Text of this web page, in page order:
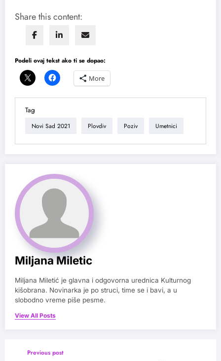
Share this content:
Podeli ovaj tekst ako ti se dopao:
More
Tag
Novi Sad 2021 Plovdiv Poziv Umetnici
Miljana Miletic
Miljana Miletić je glavna i odgovorna urednica Kulturnog
kišobrana. Novinarka je po struci, time se i bavi, a u
slobodno vreme piše pesme.
View All Posts
Previous post